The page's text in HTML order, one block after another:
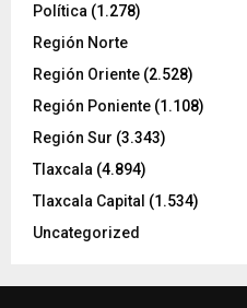
Política (1.278)
Región Norte
Región Oriente (2.528)
Región Poniente (1.108)
Región Sur (3.343)
Tlaxcala (4.894)
Tlaxcala Capital (1.534)
Uncategorized